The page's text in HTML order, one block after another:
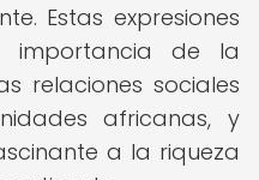
Estas expresiones
importancia de la
relaciones sociales
africanas, y
a la riqueza